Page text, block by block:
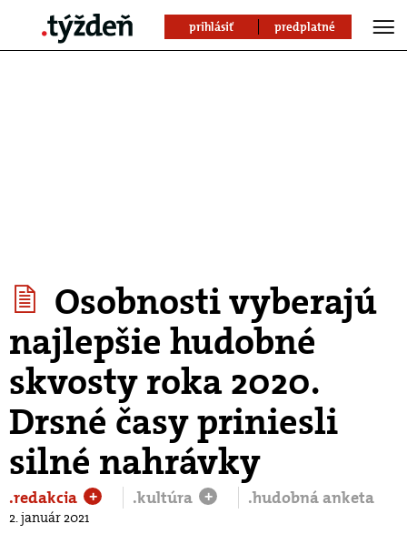
prihlásiť predplatné
Osobnosti vyberajú
najlepšie hudobné
skvosty roka 2020.
Drsné časy priniesli
silné nahrávky
.redakcia + .kultúra + .hudobná anketa
2. január 2021